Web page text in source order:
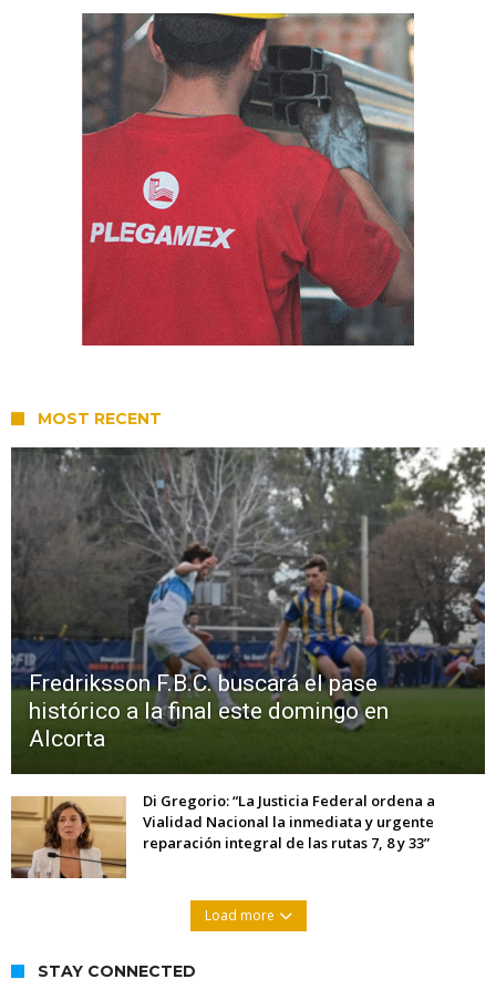
MOST RECENT
Fredriksson F.B.C. buscará el pase
histórico a la final este domingo en
Alcorta
Di Gregorio: “La Justicia Federal ordena a
Vialidad Nacional la inmediata y urgente
reparación integral de las rutas 7, 8 y 33”
Load more
STAY CONNECTED